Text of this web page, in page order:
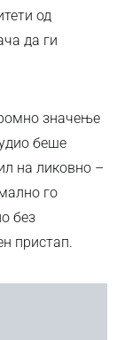
од
да ги
значење
беше
на ликовно –
го
без
пристап.